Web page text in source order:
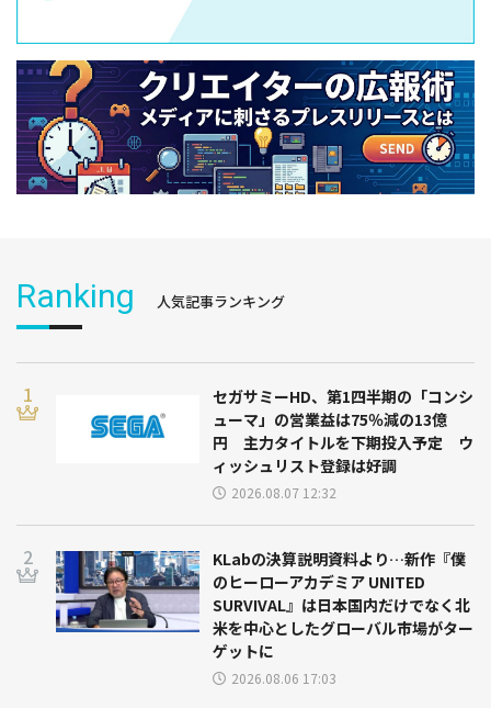
Ranking 人気記事ランキング
セガサミーHD、第1四半期の「コンシ
ューマ」の営業益は75％減の13億
円 主力タイトルを下期投入予定 ウ
ィッシュリスト登録は好調
2026.08.07 12:32
KLabの決算説明資料より…新作『僕
のヒーローアカデミア UNITED
SURVIVAL』は日本国内だけでなく北
米を中心としたグローバル市場がター
ゲットに
2026.08.06 17:03